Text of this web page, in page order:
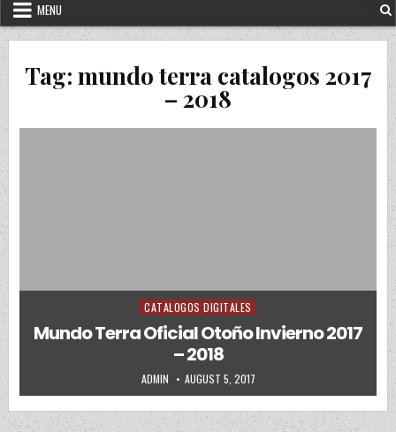
MENU
Tag: mundo terra catalogos 2017
– 2018
Posted in
CATALOGOS DIGITALES
Mundo Terra Oficial Otoño Invierno 2017
– 2018
AUTHOR:
ADMIN PUBLISHED DATE:
AUGUST 5, 2017